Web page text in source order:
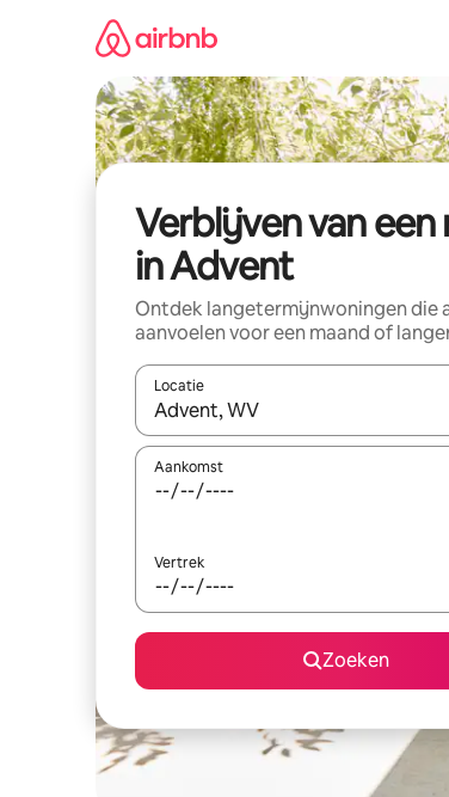
Verblijven van een
in Advent
Ontdek langetermijnwoningen die
aanvoelen voor een maand of
Locatie
Wanneer er resultaten beschikbaar
Aankomst
Vertrek
Zoeken